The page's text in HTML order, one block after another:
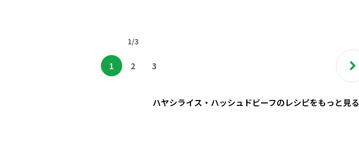
1/3
1 2 3
ハヤシライス・ハッシュドビーフのレシピをもっと見る